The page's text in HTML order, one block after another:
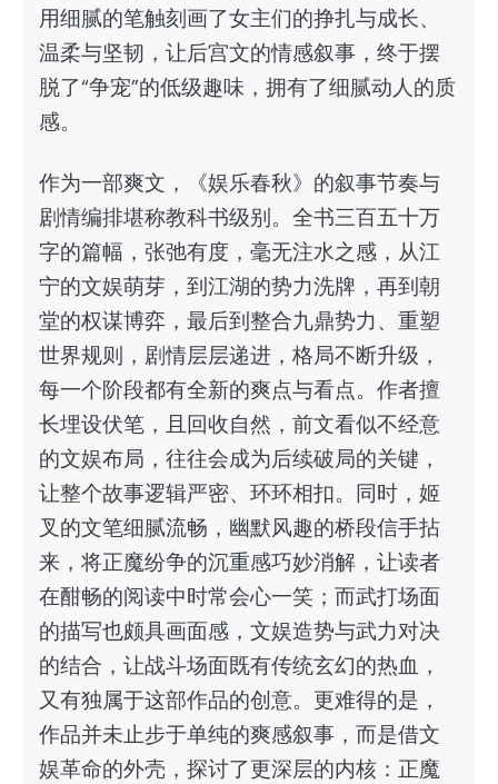
用细腻的笔触刻画了女主们的挣扎与成长、
温柔与坚韧，让后宫文的情感叙事，终于摆
脱了“争宠”的低级趣味，拥有了细腻动人的质
感。
作为一部爽文，《娱乐春秋》的叙事节奏与
剧情编排堪称教科书级别。全书三百五十万
字的篇幅，张弛有度，毫无注水之感，从江
宁的文娱萌芽，到江湖的势力洗牌，再到朝
堂的权谋博弈，最后到整合九鼎势力、重塑
世界规则，剧情层层递进，格局不断升级，
每一个阶段都有全新的爽点与看点。作者擅
长埋设伏笔，且回收自然，前文看似不经意
的文娱布局，往往会成为后续破局的关键，
让整个故事逻辑严密、环环相扣。同时，姬
叉的文笔细腻流畅，幽默风趣的桥段信手拈
来，将正魔纷争的沉重感巧妙消解，让读者
在酣畅的阅读中时常会心一笑；而武打场面
的描写也颇具画面感，文娱造势与武力对决
的结合，让战斗场面既有传统玄幻的热血，
又有独属于这部作品的创意。更难得的是，
作品并未止步于单纯的爽感叙事，而是借文
娱革命的外壳，探讨了更深层的内核：正魔